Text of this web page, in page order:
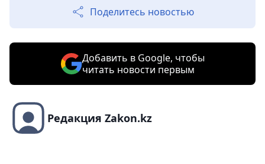
Поделитесь новостью
Добавить в Google, чтобы
читать новости первым
Редакция Zakon.kz